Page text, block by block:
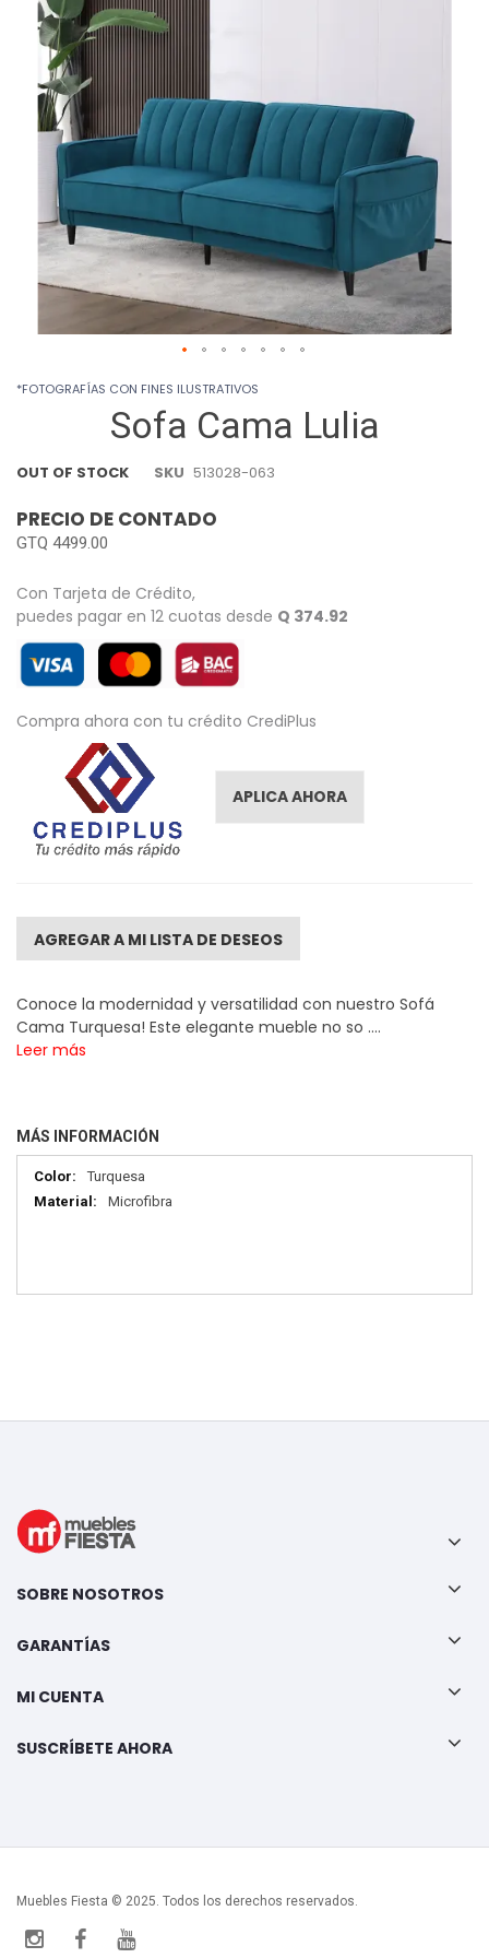
Sofa Cama Lulia
OUT OF STOCK SKU 513028-063
PRECIO DE CONTADO
GTQ 4499.00
Con Tarjeta de Crédito,
puedes pagar en 12 cuotas desde Q 374.92
Compra ahora con tu crédito CrediPlus
APLICA AHORA
AGREGAR A MI LISTA DE DESEOS
Conoce la modernidad y versatilidad con nuestro Sofá
Cama Turquesa! Este elegante mueble no so ....
Leer más
images
gallery
to
the
gallery
*FOTOGRAFÍAS CON FINES ILUSTRATIVOS
MÁS INFORMACIÓN
Más
información
Turquesa
Microfibra
SOBRE NOSOTROS
GARANTÍAS
MI CUENTA
SUSCRÍBETE AHORA
Muebles Fiesta © 2025. Todos los derechos reservados.